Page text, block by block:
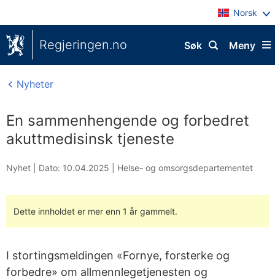
Norsk
Regjeringen.no Meny
Søk
Nyheter
En sammenhengende og forbedret
akuttmedisinsk tjeneste
Nyhet | Dato: 10.04.2025 Helse- og omsorgsdepartementet
Dette innholdet er mer enn 1 år gammelt.
I stortingsmeldingen «Fornye, forsterke og
forbedre» om allmennlegetjenesten og